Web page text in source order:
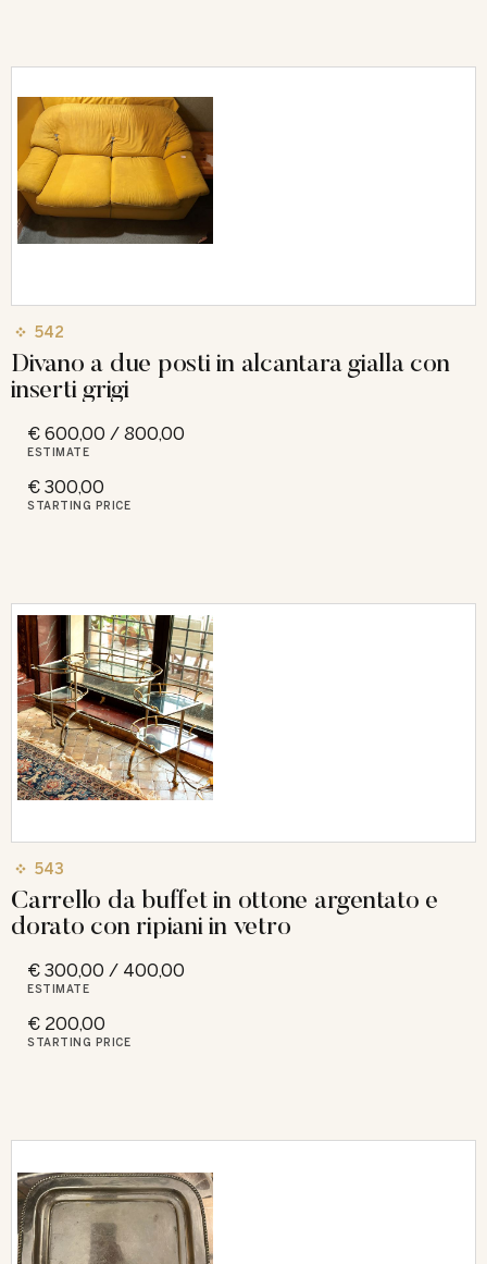
542
Divano a due posti in alcantara gialla con
inserti grigi
€ 600,00 / 800,00
ESTIMATE
€ 300,00
STARTING PRICE
543
Carrello da buffet in ottone argentato e
dorato con ripiani in vetro
€ 300,00 / 400,00
ESTIMATE
€ 200,00
STARTING PRICE